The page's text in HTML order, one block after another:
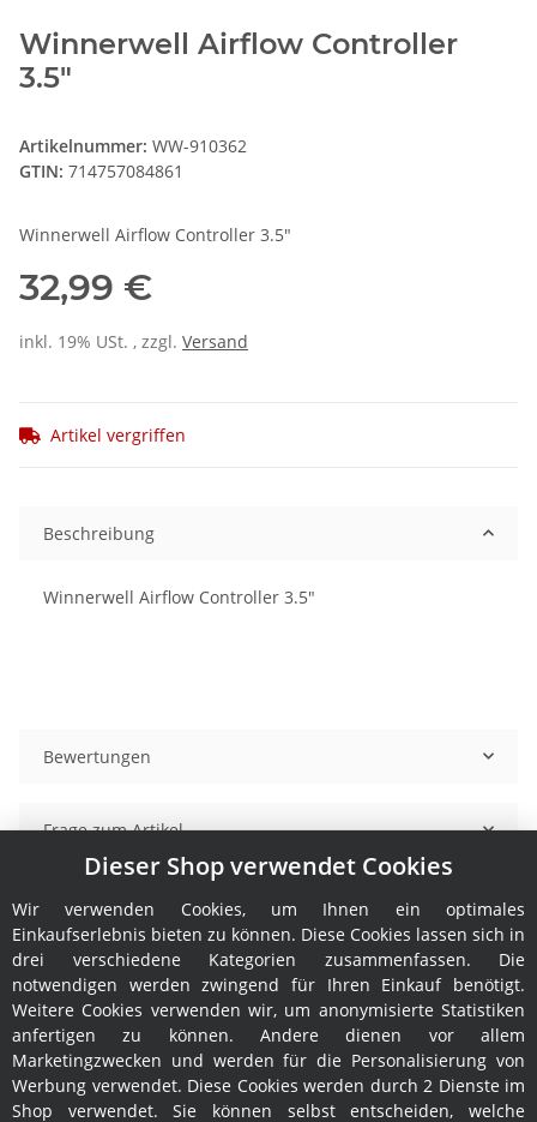
Winnerwell Airflow Controller
3.5"
Artikelnummer: WW-910362
GTIN: 714757084861
Winnerwell Airflow Controller 3.5"
32,99 €
inkl. 19% USt. , zzgl. Versand
Artikel vergriffen
Beschreibung
Winnerwell Airflow Controller 3.5"
Bewertungen
Frage zum Artikel
Benachrichtigen, wenn verfügbar
Dieser Shop verwendet Cookies
Wir verwenden Cookies, um Ihnen ein optimales
Einkaufserlebnis bieten zu können. Diese Cookies lassen sich in
drei verschiedene Kategorien zusammenfassen. Die
notwendigen werden zwingend für Ihren Einkauf benötigt.
Weitere Cookies verwenden wir, um anonymisierte Statistiken
anfertigen zu können. Andere dienen vor allem
Marketingzwecken und werden für die Personalisierung von
Werbung verwendet. Diese Cookies werden durch 2 Dienste im
Shop verwendet. Sie können selbst entscheiden, welche